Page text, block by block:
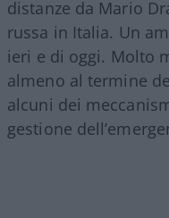
distanze da Mario
russa in Italia. Un
ieri e di oggi. Molto
almeno al termine
alcuni dei
gestione